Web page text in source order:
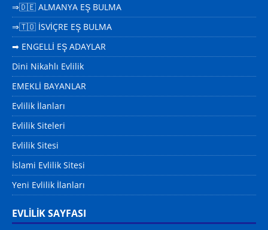
⇒🇩🇪 ALMANYA EŞ BULMA
⇒🇹🇴 İSVİÇRE EŞ BULMA
➡ ENGELLİ EŞ ADAYLAR
Dini Nikahlı Evlilik
EMEKLİ BAYANLAR
Evlilik İlanları
Evlilik Siteleri
Evlilik Sitesi
İslami Evlilik Sitesi
Yeni Evlilik İlanları
EVLİLİK SAYFASI